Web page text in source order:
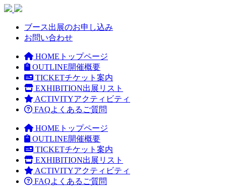
ブース出展のお申し込み
お問い合わせ
HOME トップページ
OUTLINE開催概要
TICKETチケット案内
EXHIBITION出展リスト
ACTIVITYアクティビティ
FAQよくあるご質問
HOME トップページ
OUTLINE開催概要
TICKETチケット案内
EXHIBITION出展リスト
ACTIVITYアクティビティ
FAQよくあるご質問